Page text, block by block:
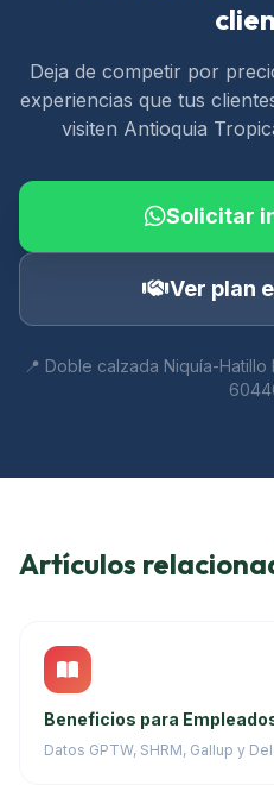
Deja de competir por
experiencias que tus
visiten Antioquia
Solicitar
Ver plan
📍 Doble calzada Niquía-Hatillo
Artículos
Beneficios para
Datos GPTW, SHRM, Gallup y